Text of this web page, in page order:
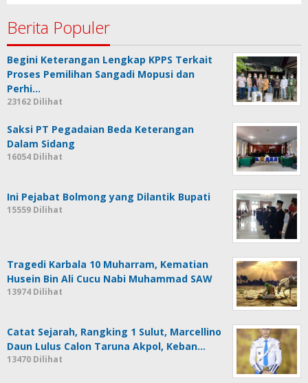
Berita Populer
Begini Keterangan Lengkap KPPS Terkait
Proses Pemilihan Sangadi Mopusi dan
Perhi…
23162 Dilihat
Saksi PT Pegadaian Beda Keterangan
Dalam Sidang
16054 Dilihat
Ini Pejabat Bolmong yang Dilantik Bupati
15559 Dilihat
Tragedi Karbala 10 Muharram, Kematian
Husein Bin Ali Cucu Nabi Muhammad SAW
13974 Dilihat
Catat Sejarah, Rangking 1 Sulut, Marcellino
Daun Lulus Calon Taruna Akpol, Keban…
13470 Dilihat